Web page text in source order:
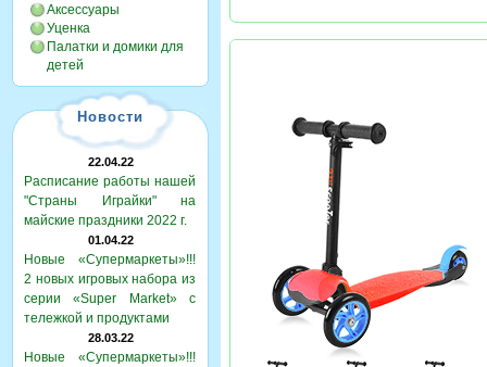
Аксессуары
Уценка
Палатки и домики для
детей
Новости
22.04.22
Расписание работы нашей
"Страны Играйки" на
майские праздники 2022 г.
01.04.22
Новые «Супермаркеты»!!!
2 новых игровых набора из
серии «Super Market» с
тележкой и продуктами
28.03.22
Новые «Супермаркеты»!!!